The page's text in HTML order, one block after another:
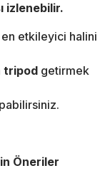
izlenebilir.
en etkileyici halini
tripod getirmek
Öneriler